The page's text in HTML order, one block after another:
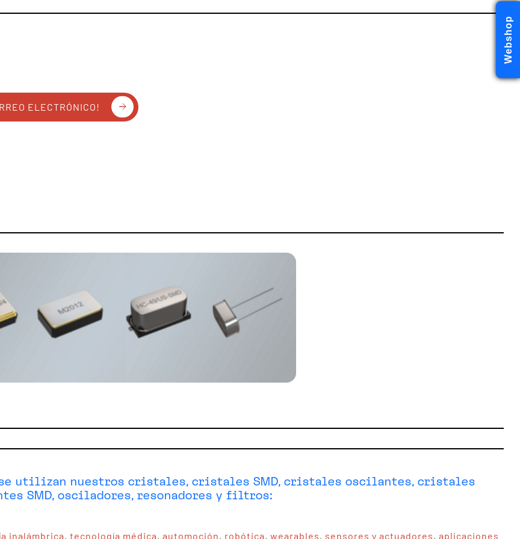
ELECTRÓNICO!
utilizan nuestros cristales, cristales SMD, cristales oscilantes, cristales
SMD, osciladores, resonadores y filtros:
inalámbrica, tecnología médica, automoción, robótica, wearables, sensores y actuadores, aplicaciones
Webshop